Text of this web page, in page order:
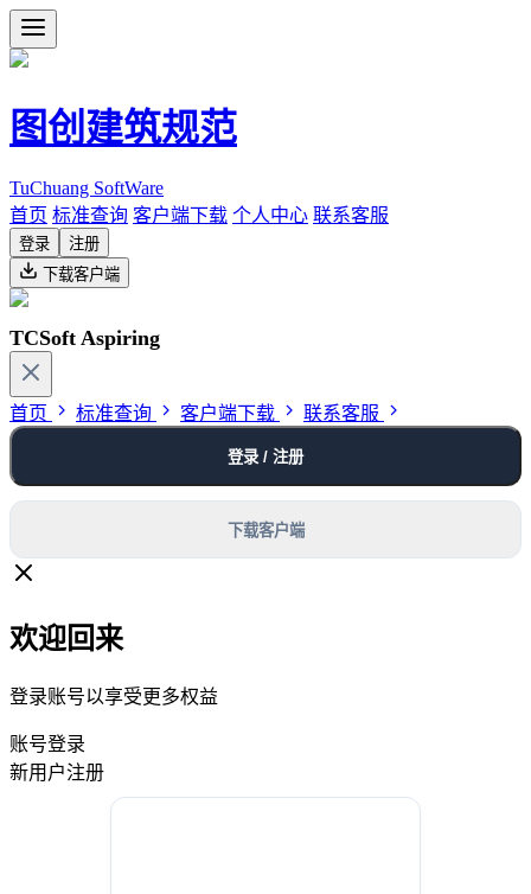
图创建筑规范
TuChuang SoftWare
首页 标准查询 客户端下载 个人中心 联系客服
登录
注册
下载客户端
TCSoft Aspiring
首页 标准查询 客户端下载 联系客服
登录 / 注册
下载客户端
欢迎回来
登录账号以享受更多权益
账号登录
新用户注册